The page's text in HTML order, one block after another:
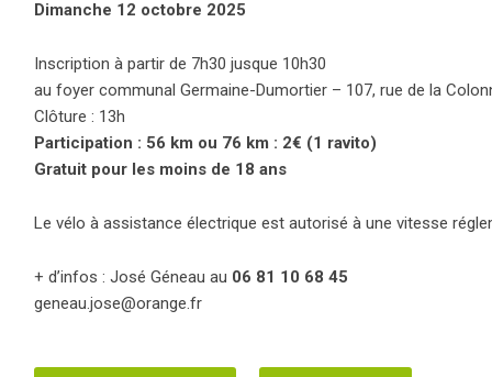
Dimanche 12 octobre 2025
Inscription à partir de 7h30 jusque 10h30
au foyer communal Germaine-Dumortier – 107, rue de la
Clôture : 13h
Participation : 56 km ou 76 km : 2€ (1 ravito)
Gratuit pour les moins de 18 ans
Le vélo à assistance électrique est autorisé à une vitesse
+ d’infos : José Géneau au 06 81 10 68 45
geneau.jose@orange.fr